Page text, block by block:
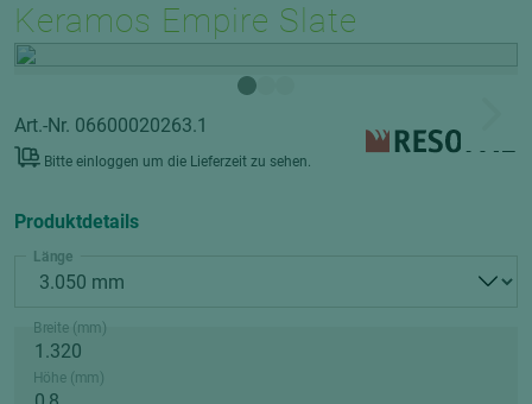
Keramos Empire Slate
Art.-Nr. 06600020263.1
Bitte einloggen um die Lieferzeit zu sehen.
Produktdetails
Länge
Breite (mm)
Höhe (mm)